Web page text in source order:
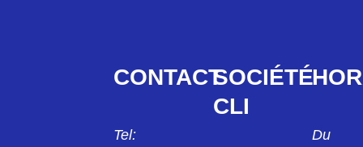
CONTACT
Tel:
SOCIÉTÉ
CLI
Du